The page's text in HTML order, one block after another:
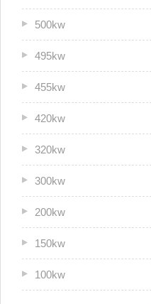
500kw
495kw
455kw
420kw
320kw
300kw
200kw
150kw
100kw